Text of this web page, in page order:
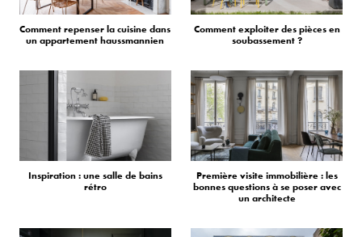
Comment repenser la cuisine dans
un appartement haussmannien
Comment exploiter des pièces en
soubassement ?
Inspiration : une salle de bains
rétro
Première visite immobilière : les
bonnes questions à se poser avec
un architecte